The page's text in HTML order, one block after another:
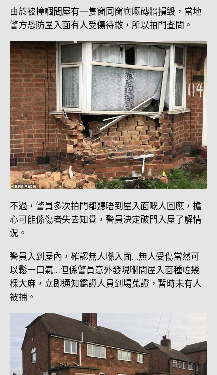
由於被撞嗰間屋有一隻窗同窗底嘅磚牆損毀，當地
警方恐防屋入面有人受傷待救，所以拍門查問。
不過，警員多次拍門都聽唔到屋入面嘅人回應，擔
心可能係傷者失去知覺，警員決定破門入屋了解情
況。
警員入到屋內，確認無人喺入面…無人受傷當然可
以鬆一口氣…但係警員意外發現嗰間屋入面種咗幾
棵大麻，立即通知鑑證人員到場蒐證，暫時未有人
被捕。